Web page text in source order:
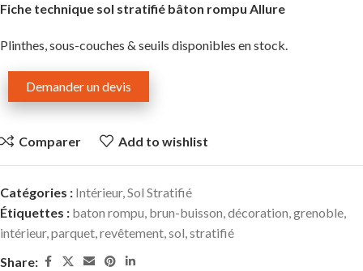
Fiche technique sol stratifié bâton rompu Allure
Plinthes, sous-couches & seuils disponibles en stock.
Demander un devis
Comparer Add to wishlist
Catégories : Intérieur,Sol Stratifié
Étiquettes : baton rompu, brun-buisson,décoration,grenoble,
intérieur,parquet,revêtement,sol,stratifié
Share: